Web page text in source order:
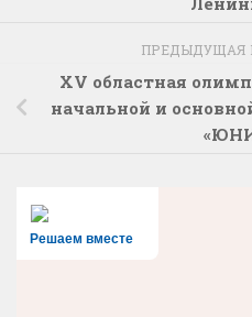
ПРЕДЫДУЩАЯ
XV областная
начальной и
Решаем вместе